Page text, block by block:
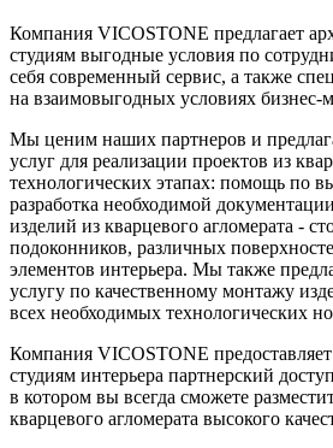
Компания VICOSTONE предлагает
студиям выгодные условия по
себя современный сервис, а также
на взаимовыгодных условиях бизнес-
Мы ценим наших партнеров и
услуг для реализации проектов из
технологических этапах: помощь по
разработка необходимой
изделий из кварцевого агломерата -
подоконников, различных
элементов интерьера. Мы также
услугу по качественному монтажу
всех необходимых технологических
Компания VICOSTONE
студиям интерьера партнерский
в котором вы всегда сможете
кварцевого агломерата высокого